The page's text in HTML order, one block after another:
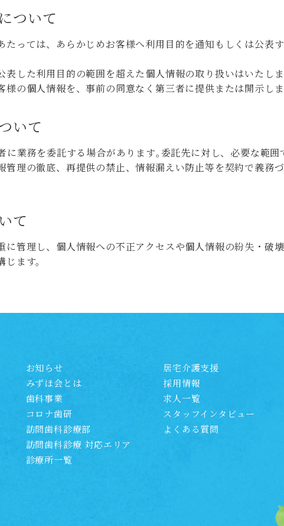
ついて
っては、あらかじめお客様へ利用目的を通知もしくは公表
した利用目的の範囲を超えた個人情報の取り扱いはいたしま
の個人情報を、事前の同意なく第三者に提供または開示しま
いて
に業務を委託する場合があります｡委託先に対し、必要な範
理の徹底、再提供の禁止、情報漏えい防止等を契約で義務
て
管理し、個人情報への不正アクセスや個人情報の紛失・破
ます。
お知らせ
みずほ会とは
歯科事業
コロナ歯研
訪問歯科診療部
訪問歯科診療 対応エリア
診療所一覧
居宅介護支援
採用情報
求人一覧
スタッフインタビュー
よくある質問